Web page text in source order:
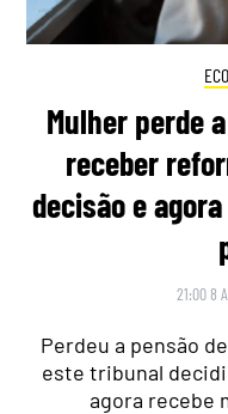
Mulher perde
receber
decisão e
21:00 8
Perdeu a pensão
este tribunal
agora recebe